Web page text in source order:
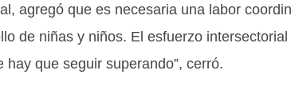
agregó que es necesaria una labor
de niñas y niños. El esfuerzo
hay que seguir superando”, cerró.